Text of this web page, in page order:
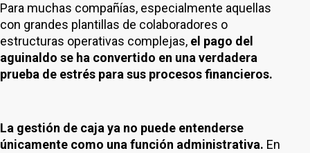
Para muchas compañías, especialmente aquellas
con grandes plantillas de colaboradores o
estructuras operativas complejas, el pago del
aguinaldo se ha convertido en una verdadera
prueba de estrés para sus procesos financieros.
La gestión de caja ya no puede entenderse
únicamente como una función administrativa. En